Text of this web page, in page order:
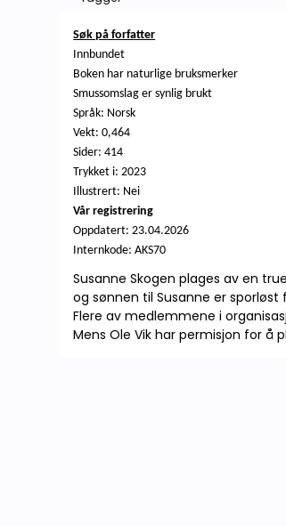
Søk på forfatter
Innbundet
Boken har naturlige bruksmerker
Smussomslag er synlig brukt
Språk: Norsk
Vekt: 0,464
Sider: 414
Trykket i: 2023
Illustrert: Nei
Vår registrering
Oppdatert:23.04.2026
Internkode: AKS70
Susanne Skogen plages av en
og sønnen til Susanne er
Flere av medlemmene i
Mens Ole Vik har permisjon for å